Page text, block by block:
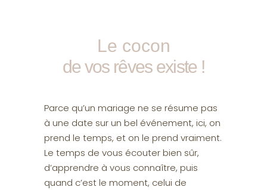
Le cocon
de vos rêves existe !
Parce qu’un mariage ne se résume pas
à une date sur un bel événement, ici, on
prend le temps, et on le prend vraiment.
Le temps de vous écouter bien sûr,
d’apprendre à vous connaître, puis
quand c’est le moment, celui de